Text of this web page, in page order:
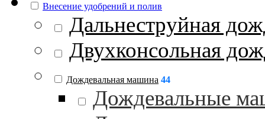
Внесение удобрений и полив
Дальнеструйная
Двухконсольная
Дождевальная машина 44
Дождевальные